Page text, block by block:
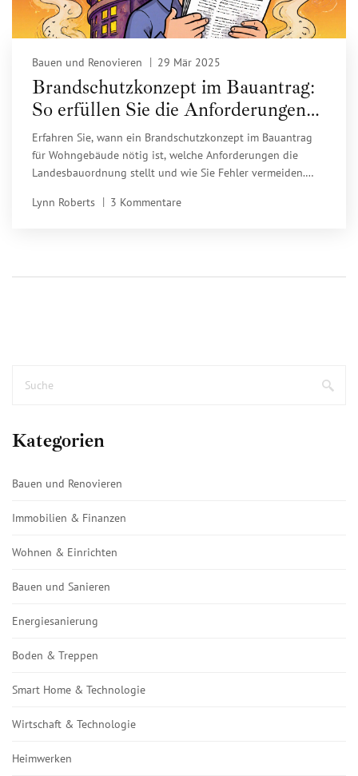
Bauen und Renovieren 29 Mär 2025
Brandschutzkonzept im Bauantrag:
So erfüllen Sie die Anforderungen
für Wohngebäude
Erfahren Sie, wann ein Brandschutzkonzept im Bauantrag
für Wohngebäude nötig ist, welche Anforderungen die
Landesbauordnung stellt und wie Sie Fehler vermeiden.
Lynn Roberts
3 Kommentare
Kategorien
Bauen und Renovieren
Immobilien & Finanzen
Wohnen & Einrichten
Bauen und Sanieren
Energiesanierung
Boden & Treppen
Smart Home & Technologie
Wirtschaft & Technologie
Heimwerken